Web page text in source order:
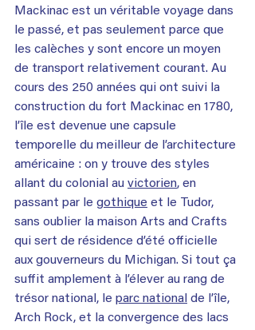
Mackinac est un véritable voyage dans
le passé, et pas seulement parce que
les calèches y sont encore un moyen
de transport relativement courant. Au
cours des 250 années qui ont suivi la
construction du fort Mackinac en 1780,
l’île est devenue une capsule
temporelle du meilleur de l’architecture
américaine : on y trouve des styles
allant du colonial au victorien, en
passant par le gothique et le Tudor,
sans oublier la maison Arts and Crafts
qui sert de résidence d’été officielle
aux gouverneurs du Michigan. Si tout ça
suffit amplement à l’élever au rang de
trésor national, le parc national de l’île,
Arch Rock, et la convergence des lacs